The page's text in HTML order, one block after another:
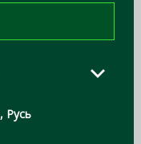
Русь